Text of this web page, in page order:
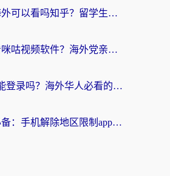
央视影音在海外可以看吗知乎？留学生亲测：3步解决地域限制+追剧自由
在国外怎么看咪咕视频软件？海外党亲测有效的回国加速方案
12123在国外能登录吗？海外华人必看的回国加速实用指南
海外党追剧必备：手机解除地区限制app怎么选？解决央视视频&国内剧地区限制全指南